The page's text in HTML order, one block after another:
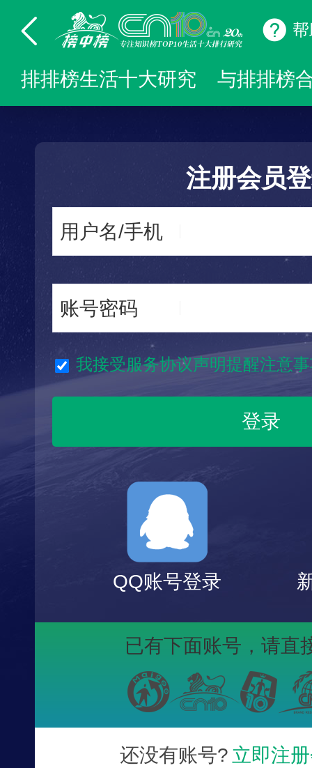
排排榜生活十大研究 与排排榜
注册会员
用户名/手机
账号密码
我接受服务协议声明提醒注意
QQ账号登录
已有下面账号， 请直
还没有账号? 立即注